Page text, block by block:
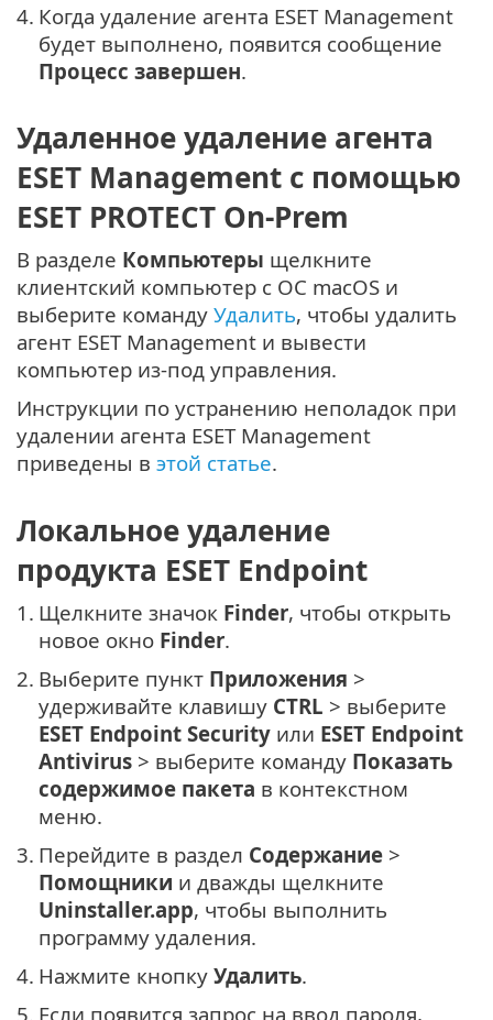
4. Когда удаление агента ESET Management
будет выполнено, появится сообщение
Процесс завершен.
Удаленное удаление агента
ESET Management с помощью
ESET PROTECT On-Prem
В разделе Компьютеры щелкните
клиентский компьютер с ОС macOS и
выберите команду Удалить, чтобы удалить
агент ESET Management и вывести
компьютер из-под управления.
Инструкции по устранению неполадок при
удалении агента ESET Management
приведены в этой статье.
Локальное удаление
продукта ESET Endpoint
1. Щелкните значок Finder, чтобы открыть
новое окно Finder.
2. Выберите пункт Приложения >
удерживайте клавишу CTRL > выберите
ESET Endpoint Security или ESET Endpoint
Antivirus > выберите команду Показать
содержимое пакета в контекстном
меню.
3. Перейдите в раздел Содержание >
Помощники и дважды щелкните
Uninstaller.app, чтобы выполнить
программу удаления.
4. Нажмите кнопку Удалить.
5. Если появится запрос на ввод пароля,